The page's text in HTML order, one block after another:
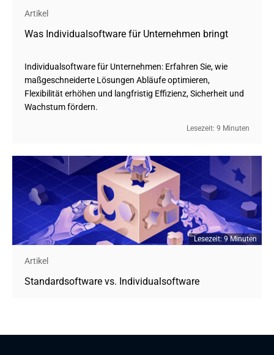
Artikel
Was Individualsoftware für Unternehmen bringt
Individualsoftware für Unternehmen: Erfahren Sie, wie
maßgeschneiderte Lösungen Abläufe optimieren,
Flexibilität erhöhen und langfristig Effizienz, Sicherheit und
Wachstum fördern.
Lesezeit: 9 Minuten
Lesezeit: 9 Minuten
Artikel
Standardsoftware vs. Individualsoftware